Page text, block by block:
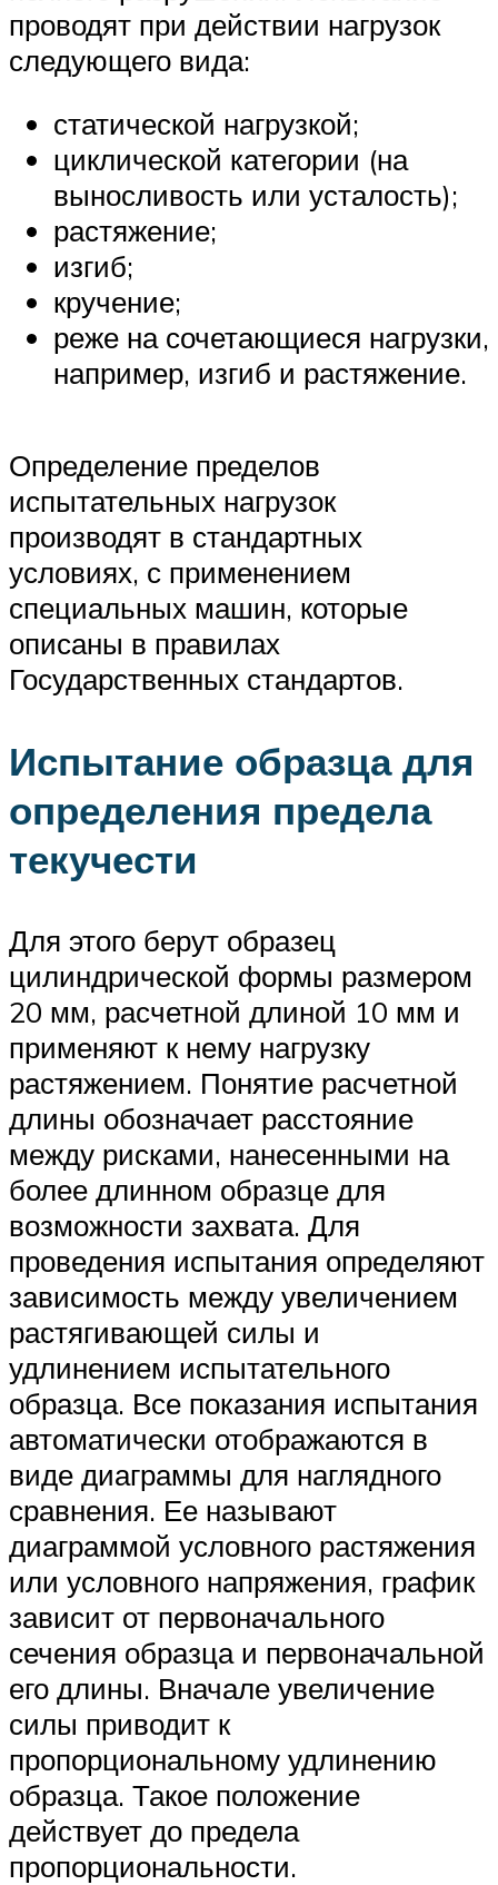
проводят при действии нагрузок
следующего вида:
статической нагрузкой;
циклической категории (на
выносливость или усталость);
растяжение;
изгиб;
кручение;
реже на сочетающиеся нагрузки,
например, изгиб и растяжение.
Определение пределов
испытательных нагрузок
производят в стандартных
условиях, с применением
специальных машин, которые
описаны в правилах
Государственных стандартов.
Испытание образца для
определения предела
текучести
Для этого берут образец
цилиндрической формы размером
20 мм, расчетной длиной 10 мм и
применяют к нему нагрузку
растяжением. Понятие расчетной
длины обозначает расстояние
между рисками, нанесенными на
более длинном образце для
возможности захвата. Для
проведения испытания определяют
зависимость между увеличением
растягивающей силы и
удлинением испытательного
образца. Все показания испытания
автоматически отображаются в
виде диаграммы для наглядного
сравнения. Ее называют
диаграммой условного растяжения
или условного напряжения, график
зависит от первоначального
сечения образца и первоначальной
его длины. Вначале увеличение
силы приводит к
пропорциональному удлинению
образца. Такое положение
действует до предела
пропорциональности.